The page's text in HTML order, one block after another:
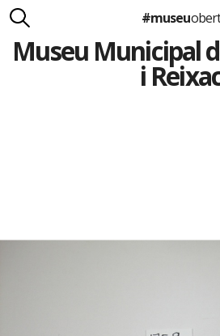
Suma't a la
Carlota Royo
#museuobert
Museu Municipal
i